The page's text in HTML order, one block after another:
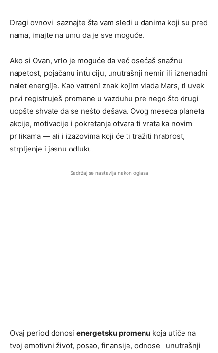
Dragi ovnovi, saznajte šta vam sledi u danima koji su pred
nama, imajte na umu da je sve moguće.
Ako si Ovan, vrlo je moguće da već osećaš snažnu
napetost, pojačanu intuiciju, unutrašnji nemir ili iznenadni
nalet energije. Kao vatreni znak kojim vlada Mars, ti uvek
prvi registruješ promene u vazduhu pre nego što drugi
uopšte shvate da se nešto dešava. Ovog meseca planeta
akcije, motivacije i pokretanja otvara ti vrata ka novim
prilikama — ali i izazovima koji će ti tražiti hrabrost,
strpljenje i jasnu odluku.
Sadržaj se nastavlja nakon oglasa
Ovaj period donosi energetsku promenu koja utiče na
tvoj emotivni život, posao, finansije, odnose i unutrašnji